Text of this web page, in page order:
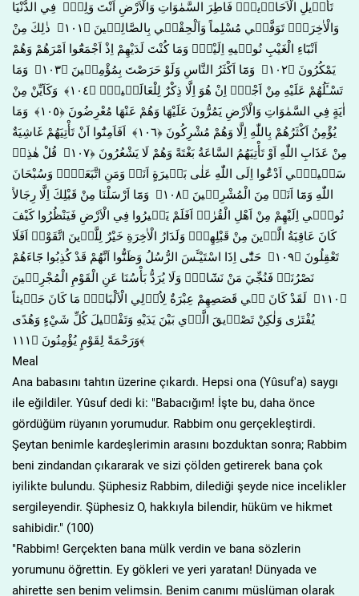
تَأْو۪يلِ الْاَحَاد۪يثِۚ فَاطِرَ السَّمٰوَاتِ وَالْاَرْضِ اَنْتَ وَلِيّ۪ فِي الدُّنْيَا
وَالْاٰخِرَةِۚ تَوَفَّن۪ي مُسْلِماً وَاَلْحِقْن۪ي بِالصَّالِح۪ينَ ﴿١٠١﴾ ذٰلِكَ مِنْ
اَنْبَٓاءِ الْغَيْبِ نُوح۪يهِ اِلَيْكَۚ وَمَا كُنْتَ لَدَيْهِمْ اِذْ اَجْمَعُٓوا اَمْرَهُمْ وَهُمْ
يَمْكُرُونَ ﴿١٠٢﴾ وَمَٓا اَكْثَرُ النَّاسِ وَلَوْ حَرَصْتَ بِمُؤْمِن۪ينَ ﴿١٠٣﴾ وَمَا
تَسْـَٔلُهُمْ عَلَيْهِ مِنْ اَجْرٍۜ اِنْ هُوَ اِلَّا ذِكْرٌ لِلْعَالَم۪ينَ۟ ﴿١٠٤﴾ وَكَاَيِّنْ مِنْ
اٰيَةٍ فِي السَّمٰوَاتِ وَالْاَرْضِ يَمُرُّونَ عَلَيْهَا وَهُمْ عَنْهَا مُعْرِضُونَ ﴿١٠٥﴾ وَمَا
يُؤْمِنُ اَكْثَرُهُمْ بِاللّٰهِ اِلَّا وَهُمْ مُشْرِكُونَ ﴿١٠٦﴾ اَفَاَمِنُٓوا اَنْ تَأْتِيَهُمْ غَاشِيَةٌ
مِنْ عَذَابِ اللّٰهِ اَوْ تَأْتِيَهُمُ السَّاعَةُ بَغْتَةً وَهُمْ لَا يَشْعُرُونَ ﴿١٠٧﴾ قُلْ هٰذِه۪
سَب۪يل۪ٓي اَدْعُٓوا اِلَى اللّٰهِ عَلٰى بَص۪يرَةٍ اَنَا۬ وَمَنِ اتَّبَعَن۪يۜ وَسُبْحَانَ
اللّٰهِ وَمَٓا اَنَا۬ مِنَ الْمُشْرِك۪ينَ ﴿١٠٨﴾ وَمَٓا اَرْسَلْنَا مِنْ قَبْلِكَ اِلَّا رِجَالاً
نُوح۪ٓي اِلَيْهِمْ مِنْ اَهْلِ الْقُرٰىۜ اَفَلَمْ يَس۪يرُوا فِي الْاَرْضِ فَيَنْظُرُوا كَيْفَ
كَانَ عَاقِبَةُ الَّذ۪ينَ مِنْ قَبْلِهِمْۜ وَلَدَارُ الْاٰخِرَةِ خَيْرٌ لِلَّذ۪ينَ اتَّقَوْاۜ اَفَلَا
تَعْقِلُونَ ﴿١٠٩﴾ حَتّٰٓى اِذَا اسْتَيْـَٔسَ الرُّسُلُ وَظَنُّٓوا اَنَّهُمْ قَدْ كُذِبُوا جَٓاءَهُمْ
نَصْرُنَاۙ فَنُجِّيَ مَنْ نَشَٓاءُۜ وَلَا يُرَدُّ بَأْسُنَا عَنِ الْقَوْمِ الْمُجْرِم۪ينَ
﴿١١٠﴾ لَقَدْ كَانَ ف۪ي قَصَصِهِمْ عِبْرَةٌ لِاُو۬لِي الْاَلْبَابِۜ مَا كَانَ حَد۪يثاً
يُفْتَرٰى وَلٰكِنْ تَصْد۪يقَ الَّذ۪ي بَيْنَ يَدَيْهِ وَتَفْص۪يلَ كُلِّ شَيْءٍ وَهُدًى
وَرَحْمَةً لِقَوْمٍ يُؤْمِنُونَ ﴿١١١﴾
Meal
Ana babasını tahtın üzerine çıkardı. Hepsi ona (Yûsuf'a) saygı
ile eğildiler. Yûsuf dedi ki: "Babacığım! İşte bu, daha önce
gördüğüm rüyanın yorumudur. Rabbim onu gerçekleştirdi.
Şeytan benimle kardeşlerimin arasını bozduktan sonra; Rabbim
beni zindandan çıkararak ve sizi çölden getirerek bana çok
iyilikte bulundu. Şüphesiz Rabbim, dilediği şeyde nice incelikler
sergileyendir. Şüphesiz O, hakkıyla bilendir, hüküm ve hikmet
sahibidir." (100)
"Rabbim! Gerçekten bana mülk verdin ve bana sözlerin
yorumunu öğrettin. Ey gökleri ve yeri yaratan! Dünyada ve
ahirette sen benim velimsin. Benim canımı müslüman olarak